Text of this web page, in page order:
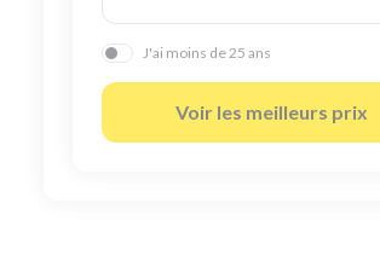
J'ai moins de 25 ans
Voir les meilleurs prix